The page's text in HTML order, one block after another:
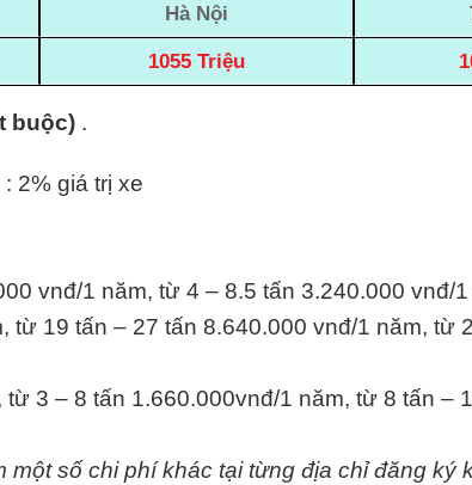
Hà Nội
1055 Triệu
buộc) .
: 2% giá trị xe
vnđ/1 năm, từ 4 – 8.5 tấn 3.240.000 vnđ/
từ 19 tấn – 27 tấn 8.640.000 vnđ/1 năm, từ
3 – 8 tấn 1.660.000vnđ/1 năm, từ 8 tấn –
một số chi phí khác tại từng địa chỉ đăng ký